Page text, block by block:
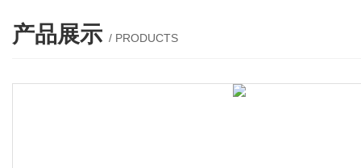
产品展示 / PRODUCTS